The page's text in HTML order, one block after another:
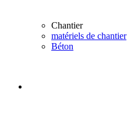
Chantier
matériels de chantier
Béton